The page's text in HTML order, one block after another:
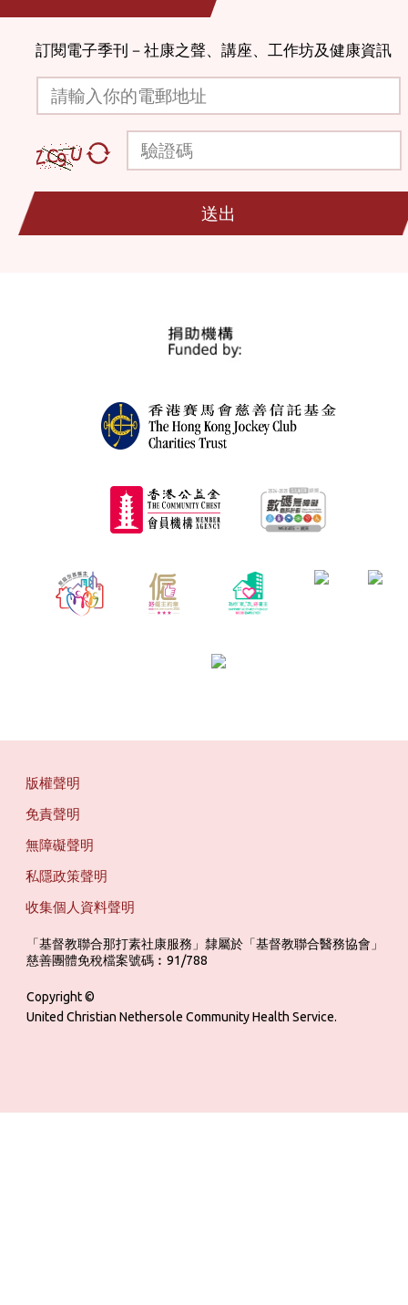
訂閱電子季刊－社康之聲、講座、工作坊及健康資訊
請輸入你的電郵地址
驗證碼
送出
版權聲明
免責聲明
無障礙聲明
私隱政策聲明
收集個人資料聲明
「基督教聯合那打素社康服務」隸屬於「基督教聯合醫務協會」
慈善團體免稅檔案號碼︰91/788
Copyright ©
United Christian Nethersole Community Health Service.